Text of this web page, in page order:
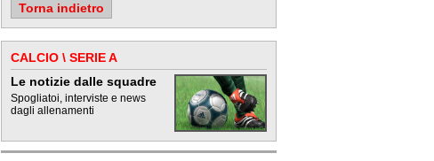
Torna indietro
CALCIO \ SERIE A
Le notizie dalle squadre
Spogliatoi, interviste e news
dagli allenamenti